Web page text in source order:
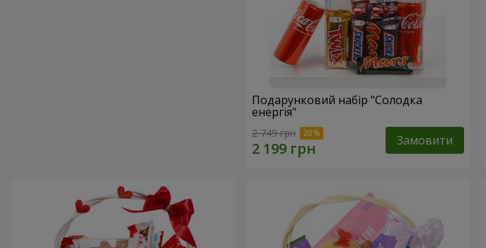
Подарунковий набір "Солодка
енергія"
2 749 грн Замовити